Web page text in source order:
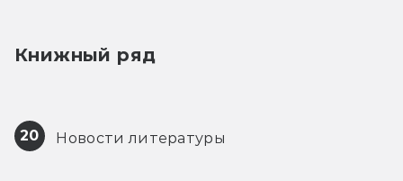
Книжный ряд
20 Новости литературы